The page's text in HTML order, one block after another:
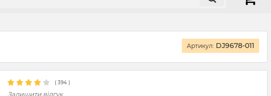
Артикул: DJ9678-011
( 394 )
Залишити відгук